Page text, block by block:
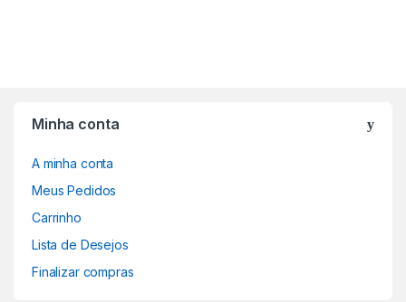
Minha conta
A minha conta
Meus Pedidos
Carrinho
Lista de Desejos
Finalizar compras